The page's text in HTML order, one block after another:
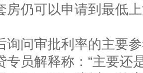
房仍可以申请到最低
问审批利率的主要参
专员解释称：“主要还